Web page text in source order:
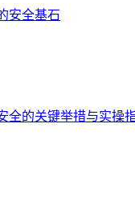
安全基石
全的关键举措与实操